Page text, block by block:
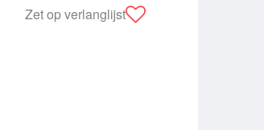
Zet op verlanglijst